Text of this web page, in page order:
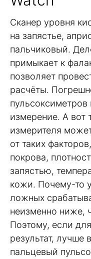
Сканер уровня
на запястье,
пальчиковый.
примыкает к
позволяет
расчёты.
пульсоксиметров
измерение. А вот
измерителя
от таких
покрова,
запястью,
кожи. Почему-то
ложных
неизменно ниже,
Поэтому, если
результат, лучше
пальцевый